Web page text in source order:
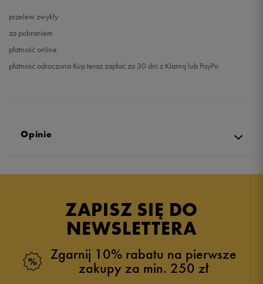
przelew zwykły
za pobraniem
płatność online
płatność odroczona Kup teraz zapłać za 30 dni z Klarną lub PayPo
Opinie
ZAPISZ SIĘ DO
NEWSLETTERA
Zgarnij 10% rabatu na pierwsze
zakupy za min. 250 zł